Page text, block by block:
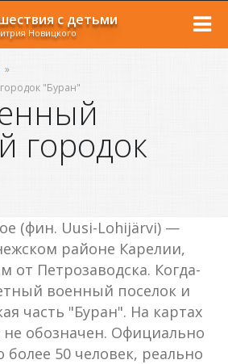
с детьми
Новицкого
»
"Буран"
городок
(фин. Uusi-Lohijärvi) —
районе Карелии,
от Петрозаводска. Когда-
военный поселок и
часть "Буран". На картах
обозначен. Официально
более 50 человек, реально